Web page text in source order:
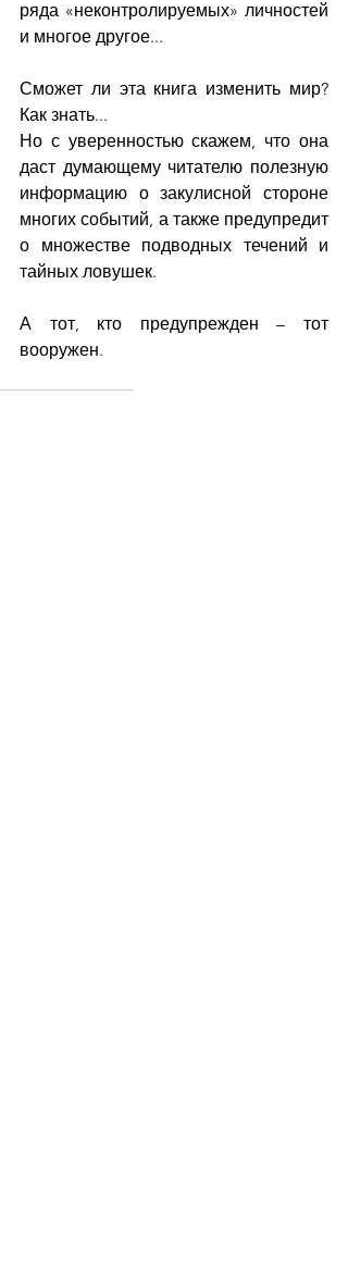
ряда «неконтролируемых» личностей
и многое другое...
Сможет ли эта книга изменить мир?
Как знать...
Но с уверенностью скажем, что она
даст думающему читателю полезную
информацию о закулисной стороне
многих событий, а также предупредит
о множестве подводных течений и
тайных ловушек.
А тот, кто предупрежден – тот
вооружен.